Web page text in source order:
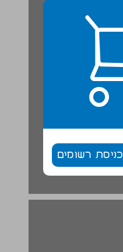
כניסת רשומים